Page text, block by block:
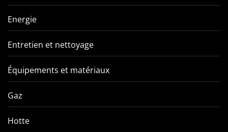
Energie
Entretien et nettoyage
Équipements et matériaux
Gaz
Hotte